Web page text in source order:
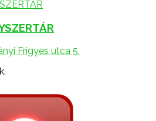
Frigyes utca 5.